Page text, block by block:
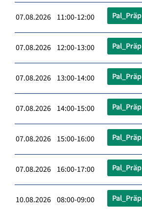
07.08.2026 11:00-12:00 Pal_Präp
07.08.2026 12:00-13:00 Pal_Präp
07.08.2026 13:00-14:00 Pal_Präp
07.08.2026 14:00-15:00 Pal_Präp
07.08.2026 15:00-16:00 Pal_Präp
07.08.2026 16:00-17:00 Pal_Präp
10.08.2026 08:00-09:00 Pal_Präp